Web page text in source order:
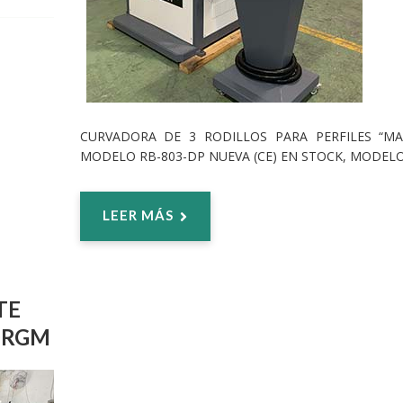
CURVADORA DE 3 RODILLOS PARA PERFILES
MODELO RB-803-DP NUEVA (CE) EN STOCK,
LEER MÁS